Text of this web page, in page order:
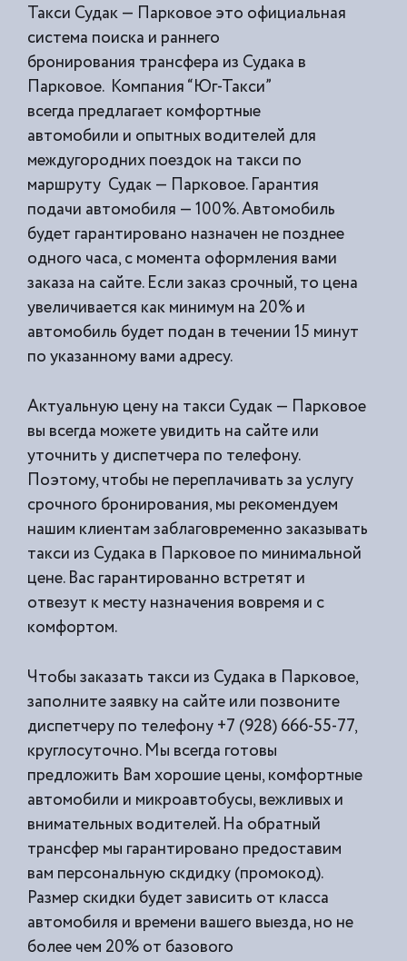
Такси Судак — Парковое это официальная
система поиска и раннего
бронирования трансфера из Судака в
Парковое. Компания “Юг-Такси”
всегда предлагает комфортные
автомобили и опытных водителей для
междугородних поездок на такси по
маршруту Судак — Парковое. Гарантия
подачи автомобиля — 100%. Автомобиль
будет гарантировано назначен не позднее
одного часа, с момента оформления вами
заказа на сайте. Если заказ срочный, то цена
увеличивается как минимум на 20% и
автомобиль будет подан в течении 15 минут
по указанному вами адресу.
Актуальную цену на такси Судак — Парковое
вы всегда можете увидить на сайте или
уточнить у диспетчера по телефону.
Поэтому, чтобы не переплачивать за услугу
срочного бронирования, мы рекомендуем
нашим клиентам заблаговременно заказывать
такси из Судака в Парковое по минимальной
цене. Вас гарантированно встретят и
отвезут к месту назначения вовремя и с
комфортом.
Чтобы заказать такси из Судака в Парковое,
заполните заявку на сайте или позвоните
диспетчеру по телефону +7 (928) 666-55-77,
круглосуточно. Мы всегда готовы
предложить Вам хорошие цены, комфортные
автомобили и микроавтобусы, вежливых и
внимательных водителей. На обратный
трансфер мы гарантировано предоставим
вам персональную скдидку (промокод).
Размер скидки будет зависить от класса
автомобиля и времени вашего выезда, но не
более чем 20% от базового